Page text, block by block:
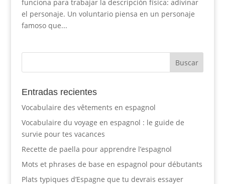
funciona para trabajar la descripción física: adivinar
el personaje. Un voluntario piensa en un personaje
famoso que...
Entradas recientes
Vocabulaire des vêtements en espagnol
Vocabulaire du voyage en espagnol : le guide de
survie pour tes vacances
Recette de paella pour apprendre l’espagnol
Mots et phrases de base en espagnol pour débutants
Plats typiques d’Espagne que tu devrais essayer